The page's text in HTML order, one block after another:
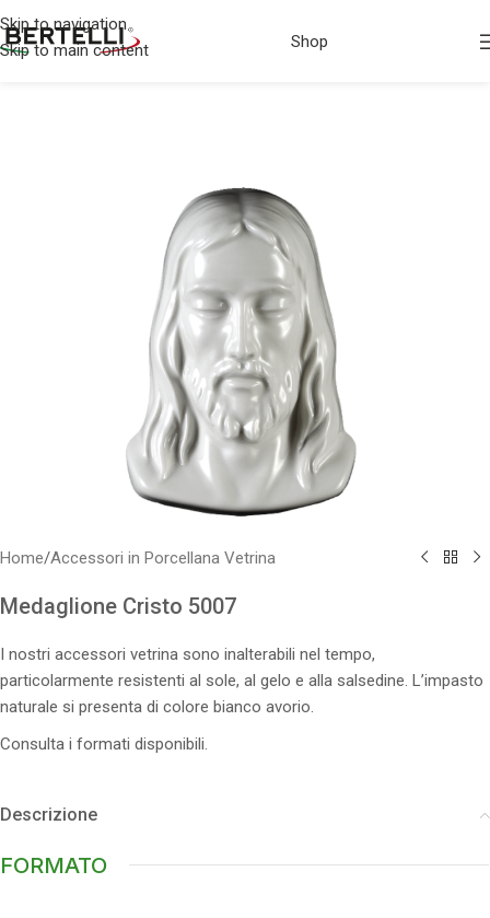
Skip to navigation
Skip to main content
Shop
Home/Accessori in Porcellana Vetrina
Medaglione Cristo 5007
I nostri accessori vetrina sono inalterabili nel tempo,
particolarmente resistenti al sole, al gelo e alla salsedine. L’impasto
naturale si presenta di colore bianco avorio.
Consulta i formati disponibili.
Descrizione
FORMATO